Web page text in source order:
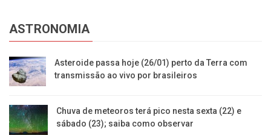
ASTRONOMIA
Asteroide passa hoje (26/01) perto da Terra com
transmissão ao vivo por brasileiros
Chuva de meteoros terá pico nesta sexta (22) e
sábado (23); saiba como observar